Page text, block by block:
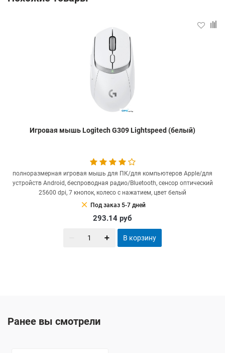
Игровая мышь Logitech G309 Lightspeed (белый)
полноразмерная игровая мышь для ПК/для компьютеров Apple/для
устройств Android, беспроводная радио/Bluetooth, сенсор оптический
25600 dpi, 7 кнопок, колесо с нажатием, цвет белый
clear Под заказ 5-7 дней
293.14 руб
В корзину
Ранее вы смотрели